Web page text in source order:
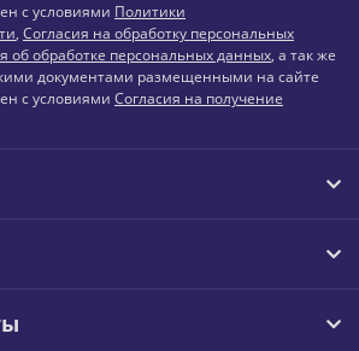
с условиями Политики
, Согласия на обработку персональных
об обработке персональных данных, а так же
документами размещенными на сайте
с условиями Согласия на получение